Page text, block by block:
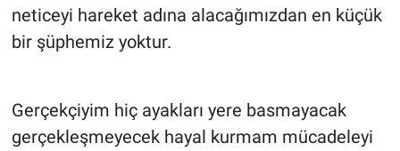
neticeyi hareket adına alacağımızdan en küçük
bir şüphemiz yoktur.
Gerçekçiyim hiç ayakları yere basmayacak
gerçekleşmeyecek hayal kurmam mücadeleyi